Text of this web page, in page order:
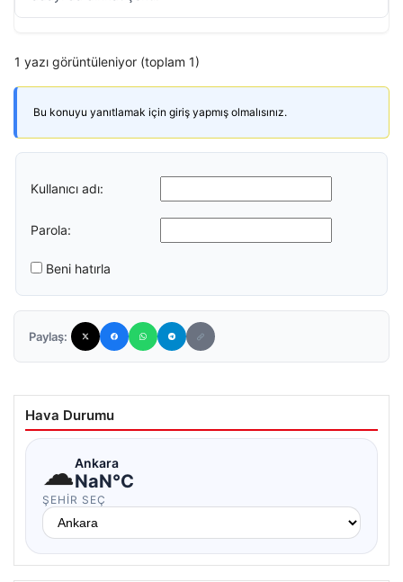
1 yazı görüntüleniyor (toplam 1)
Bu konuyu yanıtlamak için giriş yapmış olmalısınız.
Kullanıcı adı:
Parola:
Beni hatırla
Paylaş:
Hava Durumu
☁Ankara
NaN°C
ŞEHIR SEÇ